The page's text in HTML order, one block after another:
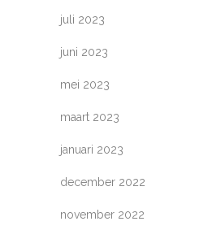
juli 2023
juni 2023
mei 2023
maart 2023
januari 2023
december 2022
november 2022